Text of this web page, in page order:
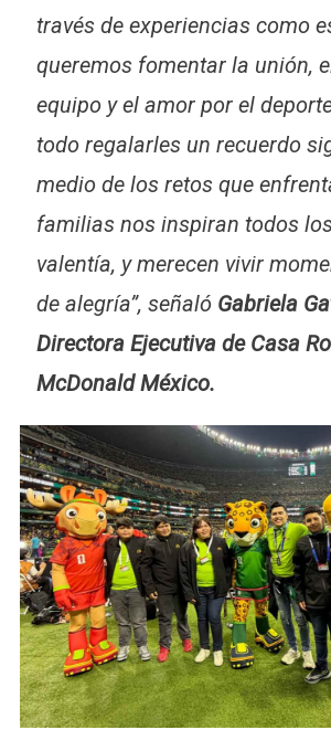
través de experiencias como
queremos fomentar la unión,
equipo y el amor por el
todo regalarles un recuerdo
medio de los retos que
familias nos inspiran todos
valentía, y merecen vivir
de alegría”, señaló Gabriela
Directora Ejecutiva de Casa
McDonald México.